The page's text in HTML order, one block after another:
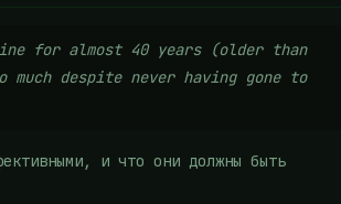
for almost 40 years (older than
despite never having gone to
и что они должны быть